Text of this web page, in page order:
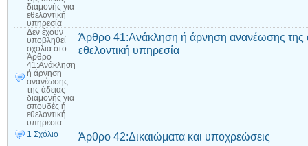
διαμονής για
εθελοντική
υπηρεσία
Δεν έχουν
υποβληθεί
σχόλια στο
Άρθρο
41:Ανάκληση
ή άρνηση
ανανέωσης
της άδειας
διαμονής για
σπουδές ή
εθελοντική
υπηρεσία
Άρθρο 41:Ανάκληση ή άρνηση ανανέωσης της
εθελοντική υπηρεσία
1 Σχόλιο Άρθρο 42:Δικαιώματα και υποχρεώσεις